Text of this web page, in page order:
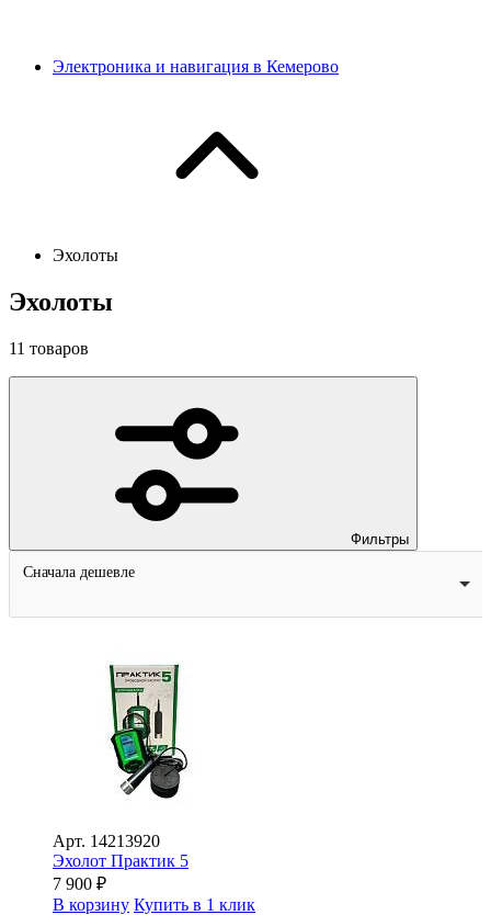
Электроника и навигация в Кемерово
Эхолоты
Эхолоты
11 товаров
Фильтры
Сначала дешевле
Арт. 14213920
Эхолот Практик 5
7 900 ₽
В корзину Купить в 1 клик